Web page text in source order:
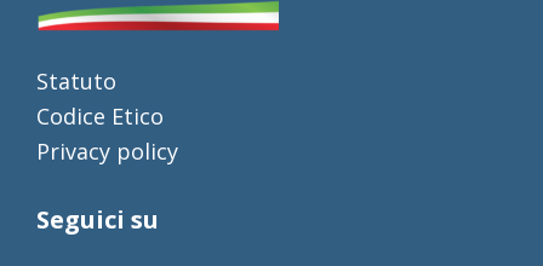
Statuto
Codice Etico
Privacy policy
Seguici su